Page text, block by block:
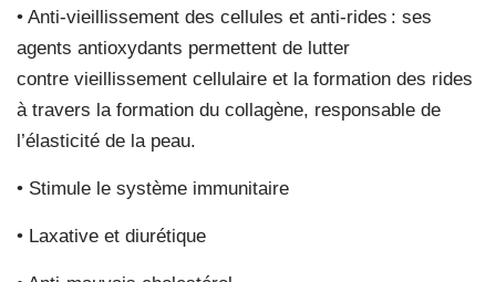
• Anti-vieillissement des cellules et anti-rides : ses
agents antioxydants permettent de lutter
contre vieillissement cellulaire et la formation des rides
à travers la formation du collagène, responsable de
l’élasticité de la peau.
• Stimule le système immunitaire
• Laxative et diurétique